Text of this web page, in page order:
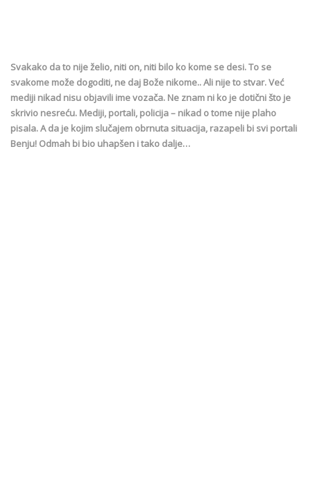
Svakako da to nije želio, niti on, niti bilo ko kome se desi. To se
svakome može dogoditi, ne daj Bože nikome.. Ali nije to stvar. Već
mediji nikad nisu objavili ime vozača. Ne znam ni ko je dotični što je
skrivio nesreću. Mediji, portali, policija – nikad o tome nije plaho
pisala. A da je kojim slučajem obrnuta situacija, razapeli bi svi portali
Benju! Odmah bi bio uhapšen i tako dalje…